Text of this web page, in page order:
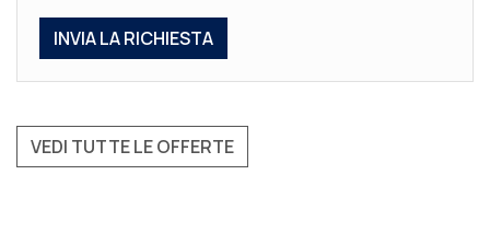
VEDI TUTTE LE OFFERTE